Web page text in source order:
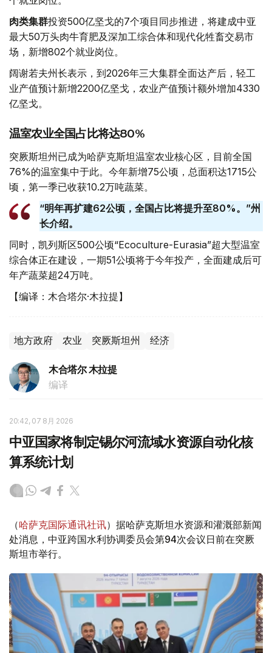
肉类集群投资500亿坚戈的7个项目同步推进，将建成中亚
最大50万头肉牛育肥及深加工综合体和现代化牲畜交易市
场，新增802个就业岗位。
阔谢若夫州长表示，到2026年三大集群全面达产后，轻工
业产值预计新增2200亿坚戈，农业产值预计额外增加4330
亿坚戈。
温室农业全国占比将达80%
突厥斯坦州已成为哈萨克斯坦温室农业核心区，目前全国
76%的温室集中于此。今年新增75公顷，总面积达1715公
顷，第一季已收获10.2万吨蔬菜。
“明年再扩建62公顷，全国占比将提升至80%。”州
长介绍。
同时，凯列斯区500公顷“Eсoculture-Eurasia”超大型温室
综合体正在建设，一期51公顷将于今年投产，全面建成后可
年产蔬菜超24万吨。
【编译：木合塔尔·木拉提】
地方政府 农业 突厥斯坦州 经济
木合塔尔 木拉提
编译
20:42, 07 8月 2026
中亚国家将制定锡尔河流域水资源自动化核
算系统计划
（哈萨克国际通讯社讯）据哈萨克斯坦水资源和灌溉部新闻
处消息，中亚跨国水利协调委员会第94次会议日前在突厥
斯坦市举行。